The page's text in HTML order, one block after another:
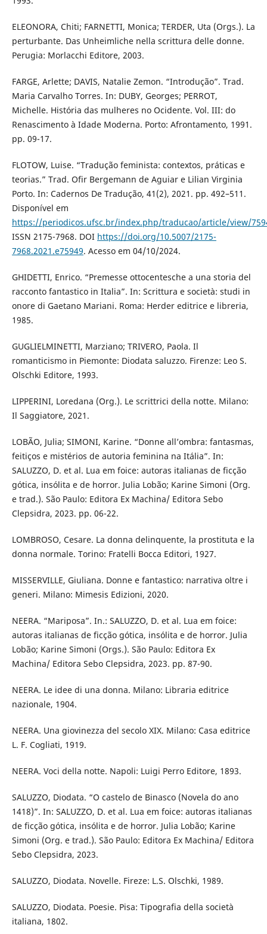
ELEONORA, Chiti; FARNETTI, Monica; TERDER, Uta (Orgs.). La
perturbante. Das Unheimliche nella scrittura delle donne.
Perugia: Morlacchi Editore, 2003.
FARGE, Arlette; DAVIS, Natalie Zemon. “Introdução”. Trad.
Maria Carvalho Torres. In: DUBY, Georges; PERROT,
Michelle. História das mulheres no Ocidente. Vol. III: do
Renascimento à Idade Moderna. Porto: Afrontamento, 1991.
pp. 09-17.
FLOTOW, Luise. “Tradução feminista: contextos, práticas e
teorias.” Trad. Ofir Bergemann de Aguiar e Lilian Virginia
Porto. In: Cadernos De Tradução, 41(2), 2021. pp. 492–511.
Disponível em
https://periodicos.ufsc.br/index.php/traducao/article/view/
ISSN 2175-7968. DOI https://doi.org/10.5007/2175-
7968.2021.e75949. Acesso em 04/10/2024.
GHIDETTI, Enrico. “Premesse ottocentesche a una storia del
racconto fantastico in Italia”. In: Scrittura e società: studi in
onore di Gaetano Mariani. Roma: Herder editrice e libreria,
1985.
GUGLIELMINETTI, Marziano; TRIVERO, Paola. Il
romanticismo in Piemonte: Diodata saluzzo. Firenze: Leo S.
Olschki Editore, 1993.
LIPPERINI, Loredana (Org.). Le scrittrici della notte. Milano:
Il Saggiatore, 2021.
LOBÃO, Julia; SIMONI, Karine. “Donne all’ombra: fantasmas,
feitiços e mistérios de autoria feminina na Itália”. In:
SALUZZO, D. et al. Lua em foice: autoras italianas de ficção
gótica, insólita e de horror. Julia Lobão; Karine Simoni (Org.
e trad.). São Paulo: Editora Ex Machina/ Editora Sebo
Clepsidra, 2023. pp. 06-22.
LOMBROSO, Cesare. La donna delinquente, la prostituta e la
donna normale. Torino: Fratelli Bocca Editori, 1927.
MISSERVILLE, Giuliana. Donne e fantastico: narrativa oltre i
generi. Milano: Mimesis Edizioni, 2020.
NEERA. “Mariposa”. In.: SALUZZO, D. et al. Lua em foice:
autoras italianas de ficção gótica, insólita e de horror. Julia
Lobão; Karine Simoni (Orgs.). São Paulo: Editora Ex
Machina/ Editora Sebo Clepsidra, 2023. pp. 87-90.
NEERA. Le idee di una donna. Milano: Libraria editrice
nazionale, 1904.
NEERA. Una giovinezza del secolo XIX. Milano: Casa editrice
L. F. Cogliati, 1919.
NEERA. Voci della notte. Napoli: Luigi Perro Editore, 1893.
SALUZZO, Diodata. “O castelo de Binasco (Novela do ano
1418)”. In: SALUZZO, D. et al. Lua em foice: autoras italianas
de ficção gótica, insólita e de horror. Julia Lobão; Karine
Simoni (Org. e trad.). São Paulo: Editora Ex Machina/ Editora
Sebo Clepsidra, 2023.
SALUZZO, Diodata. Novelle. Fireze: L.S. Olschki, 1989.
SALUZZO, Diodata. Poesie. Pisa: Tipografia della società
italiana, 1802.